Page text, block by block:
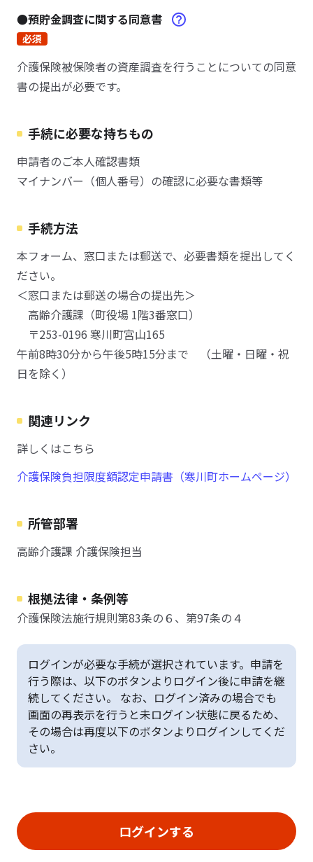
●預貯金調査に関する同意書
必須
介護保険被保険者の資産調査を行うことについての同意
書の提出が必要です。
手続に必要な持ちもの
申請者のご本人確認書類
マイナンバー（個人番号）の確認に必要な書類等
手続方法
本フォーム、窓口または郵送で、必要書類を提出してく
ださい。
＜窓口または郵送の場合の提出先＞
高齢介護課（町役場 1階3番窓口）
〒253-0196 寒川町宮山165
午前8時30分から午後5時15分まで （土曜・日曜・祝
日を除く）
関連リンク
詳しくはこちら
介護保険負担限度額認定申請書（寒川町ホームページ）
所管部署
高齢介護課 介護保険担当
根拠法律・条例等
介護保険法施行規則第83条の６、第97条の４
ログインが必要な手続が選択されています。申請を
行う際は、以下のボタンよりログイン後に申請を継
続してください。 なお、ログイン済みの場合でも
画面の再表示を行うと未ログイン状態に戻るため、
その場合は再度以下のボタンよりログインしてくだ
さい。